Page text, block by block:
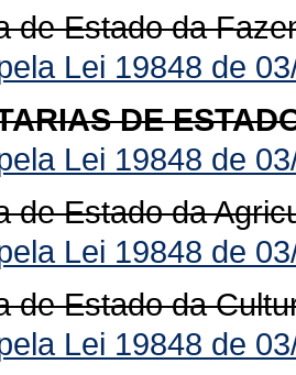
de Estado da
Lei 19848 de
DE
Lei 19848 de
de Estado da
Lei 19848 de
de Estado da
Lei 19848 de